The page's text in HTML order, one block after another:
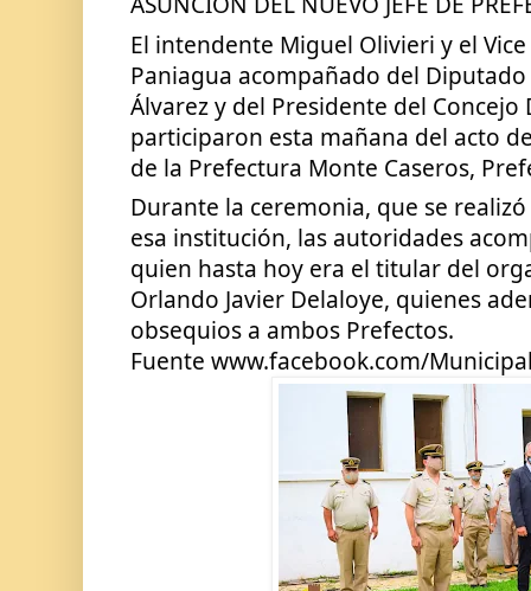
El intendente Miguel Olivieri y el
Paniagua acompañado del Diputado
Álvarez y del Presidente del
participaron esta mañana del acto
de la Prefectura Monte Caseros,
Durante la ceremonia, que se
esa institución, las autoridades
quien hasta hoy era el titular del
Orlando Javier Delaloye, quienes
obsequios a ambos Prefectos.
Fuente www.facebook.com/